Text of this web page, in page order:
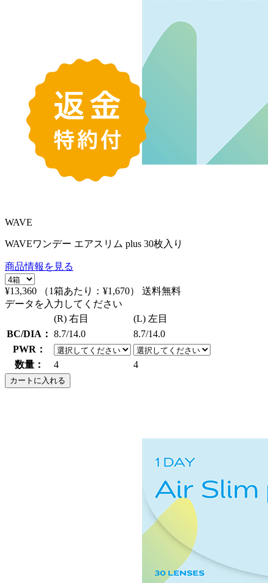
WAVE
WAVEワンデー エアスリム plus 30枚入り
商品情報を見る
¥13,360 （1箱あたり： ¥1,670）
送料無料
データを入力してください
(R) 右目
(L) 左目
BC/DIA： 8.7/14.0
8.7/14.0
PWR：
数量：
4 4
カートに入れる